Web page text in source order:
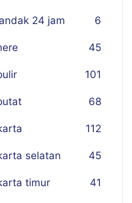
24 jam 6
45
101
68
112
selatan 45
timur 41